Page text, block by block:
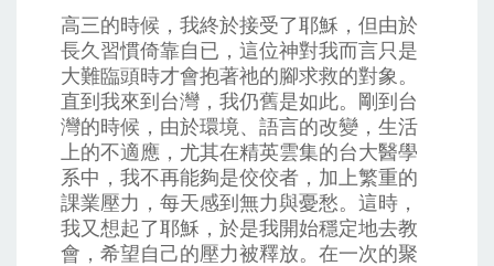
高三的時候，我終於接受了耶穌，但由於
長久習慣倚靠自已，這位神對我而言只是
大難臨頭時才會抱著祂的腳求救的對象。
直到我來到台灣，我仍舊是如此。剛到台
灣的時候，由於環境、語言的改變，生活
上的不適應，尤其在精英雲集的台大醫學
系中，我不再能夠是佼佼者，加上繁重的
課業壓力，每天感到無力與憂愁。這時，
我又想起了耶穌，於是我開始穩定地去教
會，希望自己的壓力被釋放。在一次的聚